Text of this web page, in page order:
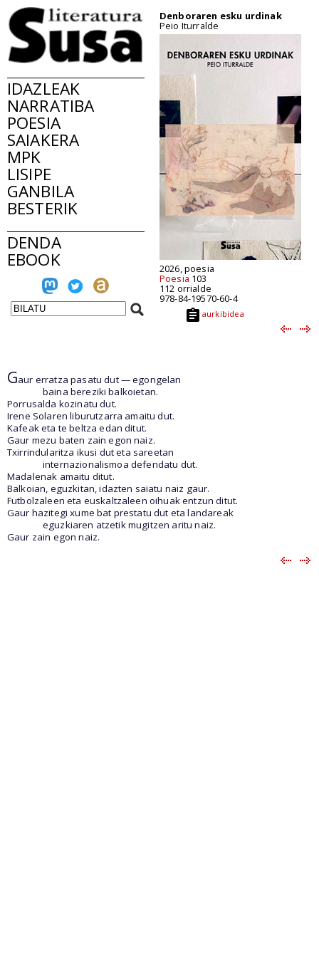
IDAZLEAK
NARRATIBA
POESIA
SAIAKERA
MPK
LISIPE
GANBILA
BESTERIK
DENDA
EBOOK
Denboraren esku urdinak
Peio Iturralde
2026, poesia
Poesia 103
112 orrialde
978-84-19570-60-4
aurkibidea
Gaur erratza pasatu dut — egongelan
baina bereziki balkoietan.
Porrusalda kozinatu dut.
Irene Solaren liburutzarra amaitu dut.
Kafeak eta te beltza edan ditut.
Gaur mezu baten zain egon naiz.
Txirrindularitza ikusi dut eta sareetan
internazionalismoa defendatu dut.
Madalenak amaitu ditut.
Balkoian, eguzkitan, idazten saiatu naiz gaur.
Futbolzaleen eta euskaltzaleen oihuak entzun ditut.
Gaur hazitegi xume bat prestatu dut eta landareak
eguzkiaren atzetik mugitzen aritu naiz.
Gaur zain egon naiz.